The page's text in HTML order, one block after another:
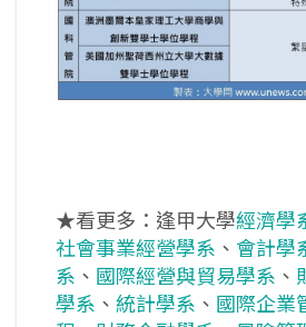
★看更多：逢甲大學經濟學
社會事業經營學系 、 會計學
系 、 國際經營與貿易學系 、
學系 、 統計學系 、 國際企業